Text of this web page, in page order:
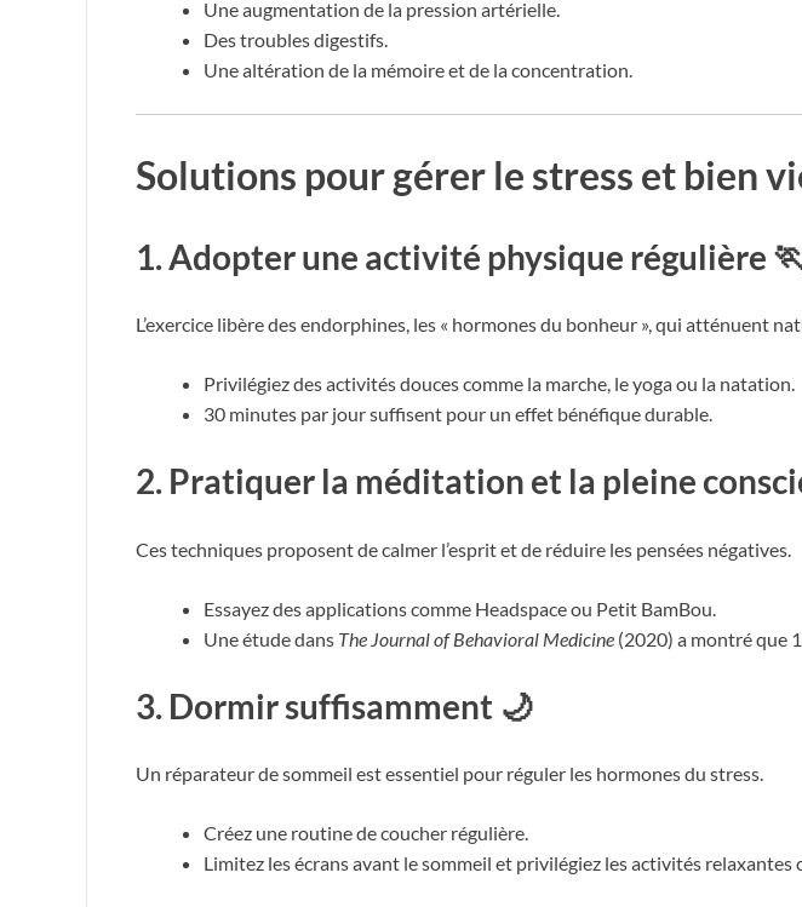
Une augmentation de la pression artérielle.
Des troubles digestifs.
Une altération de la mémoire et de la concentration.
Solutions pour gérer le stress et bien
1.Adopter une activité physique régulière
L’exercice libère des endorphines, les « hormones du bonheur », qui atténuent
Privilégiez des activités douces comme la marche, le yoga ou la natation.
30 minutes par jour suffisent pour un effet bénéfique durable.
2. Pratiquer la méditation et la pleine
Ces techniques proposent de calmer l’esprit et de réduire les pensées négatives.
Essayez des applications comme Headspace ou Petit BamBou.
Une étude dans The Journal of Behavioral Medicine (2020) a montré que
3. Dormir suffisamment 🌙
Un réparateur de sommeil est essentiel pour réguler les hormones du stress.
Créez une routine de coucher régulière.
Limitez les écrans avant le sommeil et privilégiez les activités relaxantes